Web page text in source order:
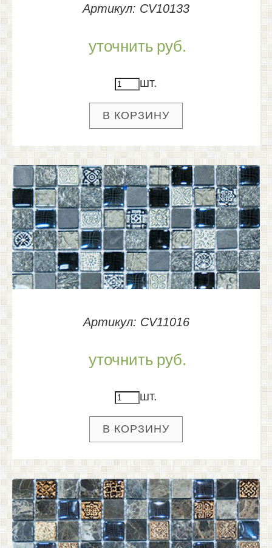
Артикул: CV10133
уточнитьруб.
шт.
Артикул: CV11016
уточнитьруб.
шт.